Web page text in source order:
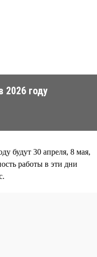
2026 году
будут 30 апреля, 8 мая,
работы в эти дни